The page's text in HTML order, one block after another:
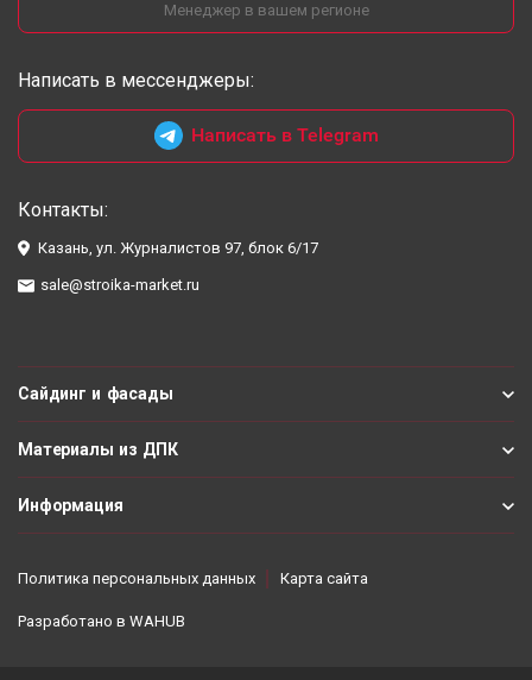
Менеджер в вашем регионе
Написать в мессенджеры:
Написать в Telegram
Контакты:
Казань, ул. Журналистов 97, блок 6/17
sale@stroika-market.ru
Сайдинг и фасады
Материалы из ДПК
Информация
Политика персональных данных Карта сайта
Разработано в WAHUB